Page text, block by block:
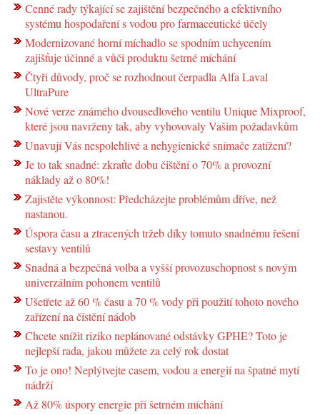
Cenné rady týkající se zajištění bezpečného a efektivního
systému hospodaření s vodou pro farmaceutické účely
Modernizované horní míchadlo se spodním uchycením
zajišťuje účinné a vůči produktu šetrné míchání
Čtyři důvody, proč se rozhodnout čerpadla Alfa Laval
UltraPure
Nové verze známého dvousedlového ventilu Unique Mixproof,
které jsou navrženy tak, aby vyhovovaly Vašim požadavkům
Unavují Vás nespolehlivé a nehygienické snímače zatížení?
Je to tak snadné: zkraťte dobu čištění o 70% a provozní
náklady až o 80%!
Zajistěte výkonnost: Předcházejte problémům dříve, než
nastanou.
Úspora času a ztracených tržeb díky tomuto snadnému řešení
sestavy ventilů
Snadná a bezpečná volba a vyšší provozuschopnost s novým
univerzálním pohonem ventilů
Ušetřete až 60 % času a 70 % vody při použití tohoto nového
zařízení na čistění nádob
Chcete snížit riziko neplánované odstávky GPHE? Toto je
nejlepší rada, jakou můžete za celý rok dostat
To je ono! Neplýtvejte casem, vodou a energií na špatné mytí
nádrží
Až 80% úspory energie při šetrném míchání